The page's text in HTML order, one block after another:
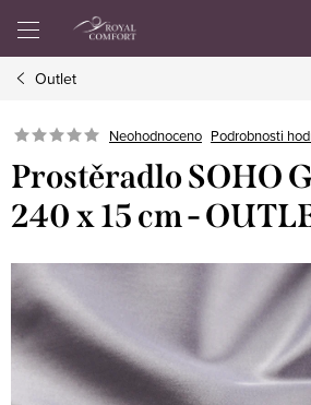
obsah
Outlet
Neohodnoceno Podrobnosti
Prostěradlo SOHO
240 x 15 cm -